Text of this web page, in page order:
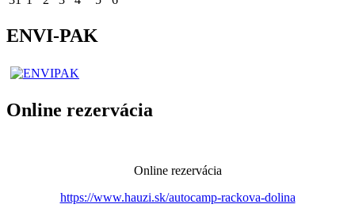
ENVI-PAK
Online rezervácia
Online rezervácia
https://www.hauzi.sk/autocamp-rackova-dolina